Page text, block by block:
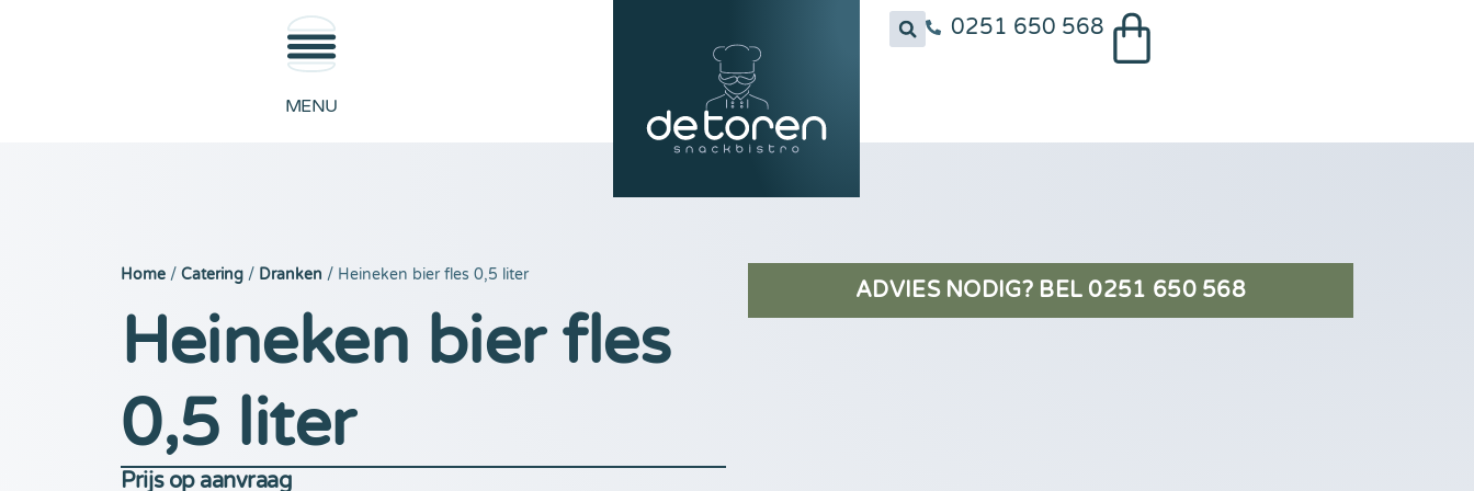
MENU
0251 650 568
Home / Catering / Dranken / Heineken bier fles 0,5 liter
Heineken bier fles
0,5 liter
Prijs op aanvraag
ADVIES NODIG? BEL 0251 650 568